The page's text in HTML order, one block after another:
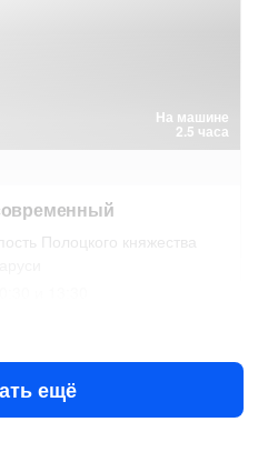
На машине
2.5 часа
Полоцкого княжества
ещё